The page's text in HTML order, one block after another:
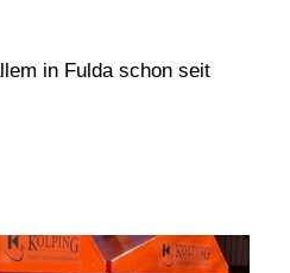
in Fulda schon seit